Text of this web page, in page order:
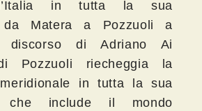
l’Italia in tutta la sua
da Matera a Pozzuoli a
discorso di Adriano Ai
Pozzuoli riecheggia la
in tutta la sua
che include il mondo